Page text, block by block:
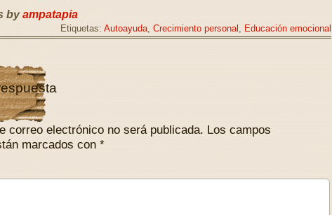
byampatapia
Etiquetas: Autoayuda, Crecimiento personal , Educación emocional
correo electrónico no será publicada. Los campos
marcados con *